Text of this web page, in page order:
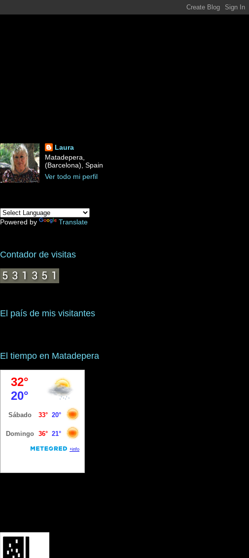
Laura
Matadepera,
(Barcelona), Spain
Ver todo mi perfil
Powered by Translate
Contador de visitas
El país de mis visitantes
El tiempo en Matadepera